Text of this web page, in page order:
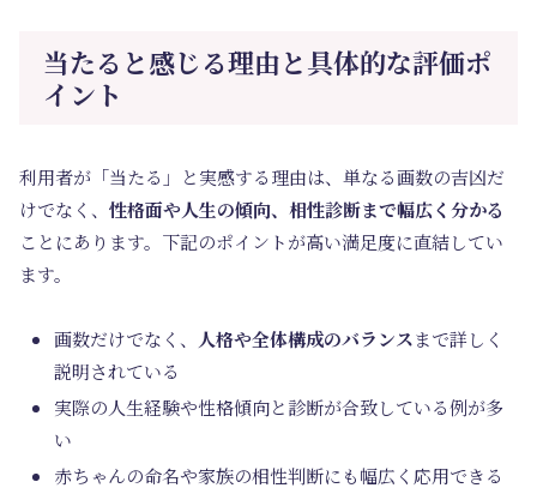
当たると感じる理由と具体的な評価ポ
イント
利用者が「当たる」と実感する理由は、単なる画数の吉凶だ
けでなく、 性格面や人生の傾向、相性診断まで幅広く分かる
ことにあります。下記のポイントが高い満足度に直結してい
ます。
画数だけでなく、 人格や全体構成のバランスまで詳しく
説明されている
実際の人生経験や性格傾向と診断が合致している例が多
い
赤ちゃんの命名や家族の相性判断にも幅広く応用できる